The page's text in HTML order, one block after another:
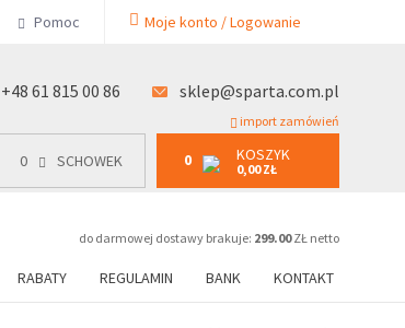
Pomoc Moje konto / Logowanie
+48 61 815 00 86 sklep@sparta.com.pl
import zamówień
0 SCHOWEK 0 KOSZYK
0,00 ZŁ
do darmowej dostawy brakuje: 299.00ZŁ netto
RABATY REGULAMIN BANK KONTAKT
0 SCHOWEK 0 KOSZYK
0,00 ZŁ